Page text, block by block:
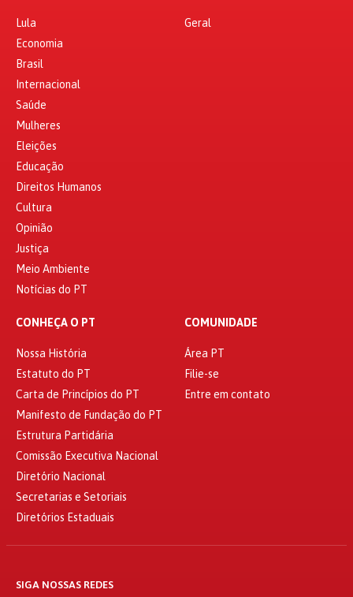
Lula
Economia
Brasil
Internacional
Saúde
Mulheres
Eleições
Educação
Direitos Humanos
Cultura
Opinião
Justiça
Meio Ambiente
Notícias do PT
Geral
CONHEÇA O PT
Nossa História
Estatuto do PT
Carta de Princípios do PT
Manifesto de Fundação do PT
Estrutura Partidária
Comissão Executiva Nacional
Diretório Nacional
Secretarias e Setoriais
Diretórios Estaduais
COMUNIDADE
Área PT
Filie-se
Entre em contato
SIGA NOSSAS REDES